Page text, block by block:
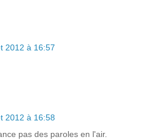
2012 à 16:57
2012 à 16:58
pas des paroles en l'air.